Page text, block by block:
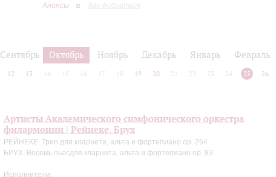
Анонсы Как добраться
Сентябрь Октябрь Ноябрь Декабрь Январь Февраль
12 13 14 15 16 17 18 19 20 21 22 23 24 25 26
Артисты Академического симфонического оркестра
филармонии | Рейнеке, Брух
РЕЙНЕКЕ. Трио для кларнета, альта и фортепиано op. 264
БРУХ. Восемь пьесдля кларнета, альта и фортепиано op. 83
Исполнители: